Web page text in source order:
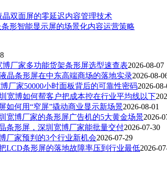
双面屏的零延迟内容管理技术
形智能显示屏的场景化内容运营策略
博厂家多功能货架条形屏选型速查表2026-08-07
晶条形屏在中东高端商场的落地实录2026-08-
厂家50000小时面板背后的可靠性密码2026-
宽博如何帮客户把成本控在行业平均线以下
如何用“窄屏”撬动商业显示新场景2026-08-01
宽博厂家的条形屏广告机的5大黄金场景2026-
条形屏，深圳宽博厂家能批量交付2026-07-30
厂家预判的3个行业新机会2026-07-29
LCD条形屏的落地故障率压到行业最低2026-